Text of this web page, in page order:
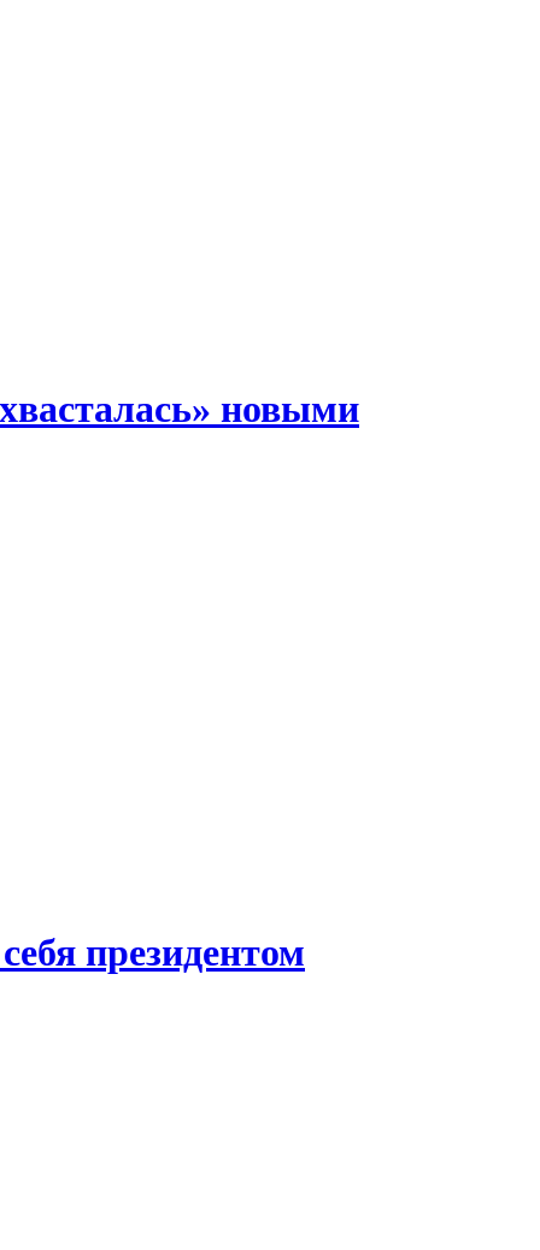
новыми
президентом